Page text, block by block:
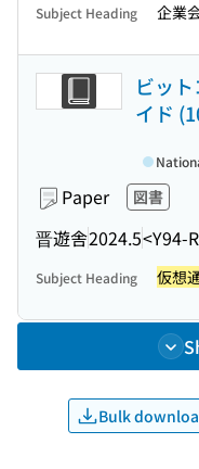
Subject Heading 企業
ビッ
イド
Paper 図書
晋遊舎2024.5<Y94-
Subject Heading 仮想
Bulk